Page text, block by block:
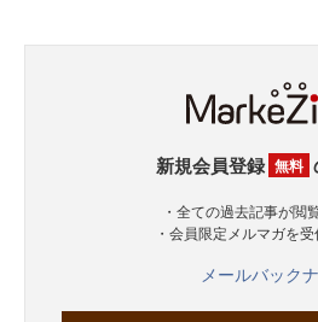
新規会員登録 無料
・全ての過去記事が閲
・会員限定メルマガを
メールバック